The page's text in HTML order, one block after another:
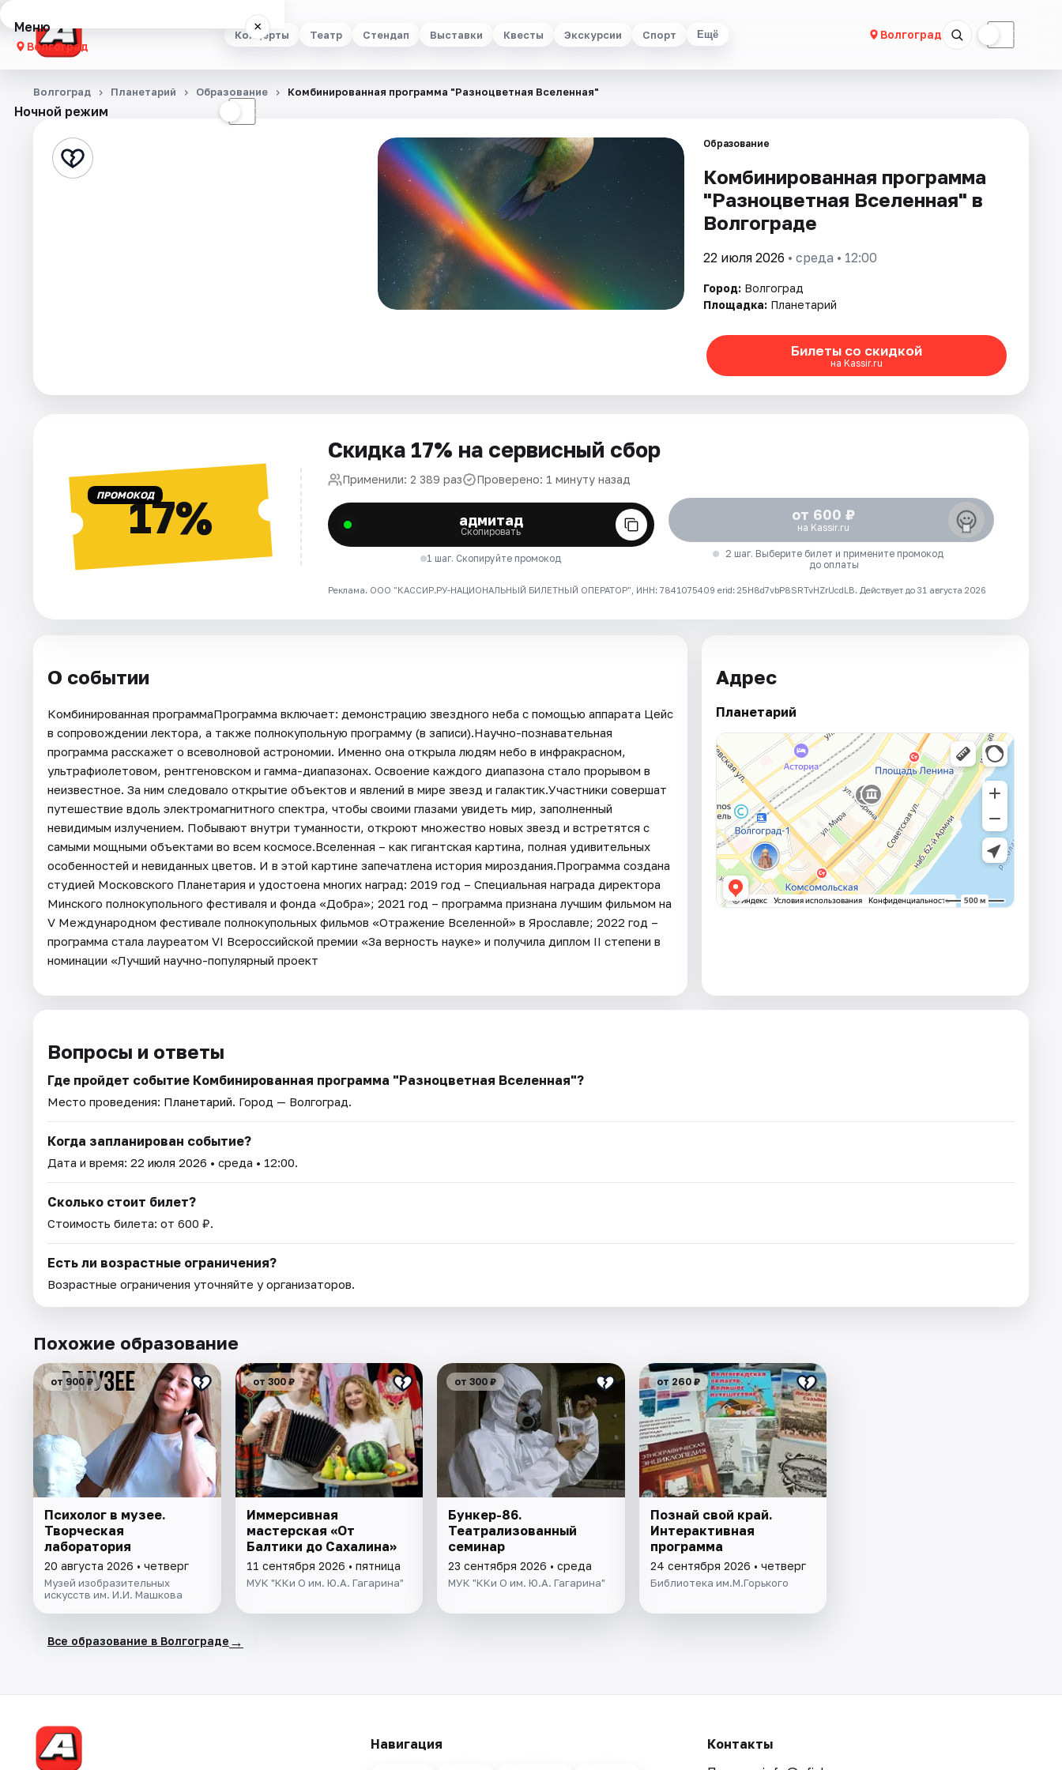
Концерты Театр Стендап Выставки Квесты Экскурсии Спорт Ещё Волгоград ☾
Меню ×
Волгоград
Концерты
Стендап
Города
Рейтинги
Ночной режим ☾
Волгоград Планетарий Образование Комбинированная программа "Разноцветная Вселенная"
Образование
Комбинированная программа
"Разноцветная Вселенная" в
Волгограде
22 июля 2026 • среда • 12:00
Город: Волгоград
Площадка: Планетарий
Билеты со скидкой
на Kassir.ru
ПРОМОКОД17%
Скидка 17% на сервисный сбор
Применили: 2 389 раз Проверено: 1 минуту назад
адмитад
Скопировать
1 шаг. Скопируйте промокод
от 600 ₽
на Kassir.ru
2 шаг. Выберите билет и примените промокод
до оплаты
Реклама. ООО "КАССИР.РУ-НАЦИОНАЛЬНЫЙ БИЛЕТНЫЙ ОПЕРАТОР", ИНН: 7841075409 erid: 25H8d7vbP8SRTvHZrUcdLB. Действует до 31 августа 2026
О событии
Комбинированная программаПрограмма включает: демонстрацию звездного неба с помощью аппарата Цейс
в сопровождении лектора, а также полнокупольную программу (в записи).Научно-познавательная
программа расскажет о всеволновой астрономии. Именно она открыла людям небо в инфракрасном,
ультрафиолетовом, рентгеновском и гамма-диапазонах. Освоение каждого диапазона стало прорывом в
неизвестное. За ним следовало открытие объектов и явлений в мире звезд и галактик.Участники совершат
путешествие вдоль электромагнитного спектра, чтобы своими глазами увидеть мир, заполненный
невидимым излучением. Побывают внутри туманности, откроют множество новых звезд и встретятся с
самыми мощными объектами во всем космосе.Вселенная – как гигантская картина, полная удивительных
особенностей и невиданных цветов. И в этой картине запечатлена история мироздания.Программа создана
студией Московского Планетария и удостоена многих наград: 2019 год – Специальная награда директора
Минского полнокупольного фестиваля и фонда «Добра»; 2021 год – программа признана лучшим фильмом на
V Международном фестивале полнокупольных фильмов «Отражение Вселенной» в Ярославле; 2022 год –
программа стала лауреатом VI Всероссийской премии «За верность науке» и получила диплом II степени в
номинации «Лучший научно-популярный проект
Адрес
Планетарий
Вопросы и ответы
Где пройдет событие Комбинированная программа "Разноцветная Вселенная"?
Место проведения: Планетарий. Город — Волгоград.
Когда запланирован событие?
Дата и время: 22 июля 2026 • среда • 12:00.
Сколько стоит билет?
Стоимость билета: от 600 ₽.
Есть ли возрастные ограничения?
Возрастные ограничения уточняйте у организаторов.
Похожие образование
от 900 ₽
Психолог в музее.
Творческая
лаборатория
20 августа 2026 • четверг
Музей изобразительных
искусств им. И.И. Машкова
от 300 ₽
Иммерсивная
мастерская «От
Балтики до Сахалина»
11 сентября 2026 • пятница
МУК "ККи О им. Ю.А. Гагарина"
от 300 ₽
Бункер-86.
Театрализованный
семинар
23 сентября 2026 • среда
МУК "ККи О им. Ю.А. Гагарина"
от 260 ₽
Познай свой край.
Интерактивная
программа
24 сентября 2026 • четверг
Библиотека им.М.Горького
Все образование в Волгограде →
Навигация
Контакты